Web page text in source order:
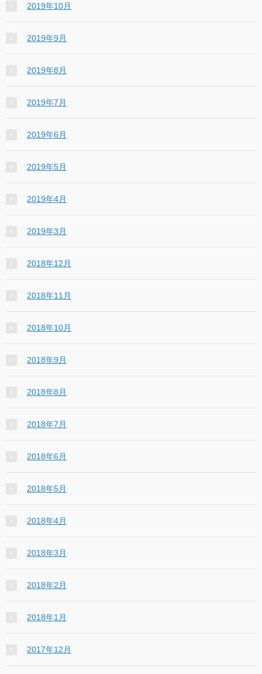
2019年10月
2019年9月
2019年8月
2019年7月
2019年6月
2019年5月
2019年4月
2019年3月
2018年12月
2018年11月
2018年10月
2018年9月
2018年8月
2018年7月
2018年6月
2018年5月
2018年4月
2018年3月
2018年2月
2018年1月
2017年12月